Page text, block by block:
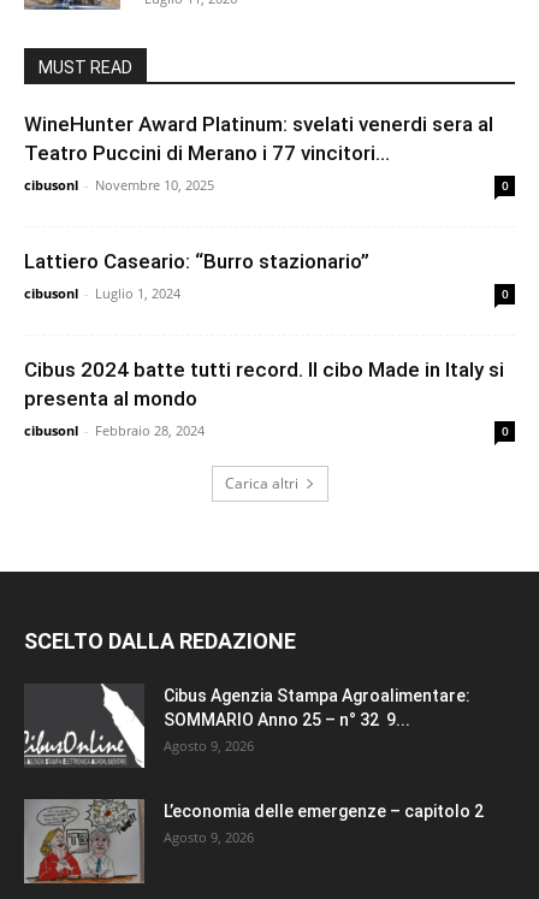
MUST READ
WineHunter Award Platinum: svelati venerdi sera al
Teatro Puccini di Merano i 77 vincitori...
cibusonl - Novembre 10, 2025 0
Lattiero Caseario: “Burro stazionario”
cibusonl - Luglio 1, 2024 0
Cibus 2024 batte tutti record. Il cibo Made in Italy si
presenta al mondo
cibusonl - Febbraio 28, 2024 0
Carica altri
SCELTO DALLA REDAZIONE
Cibus Agenzia Stampa Agroalimentare:
SOMMARIO Anno 25 – n° 32 9...
Agosto 9, 2026
L’economia delle emergenze – capitolo 2
Agosto 9, 2026